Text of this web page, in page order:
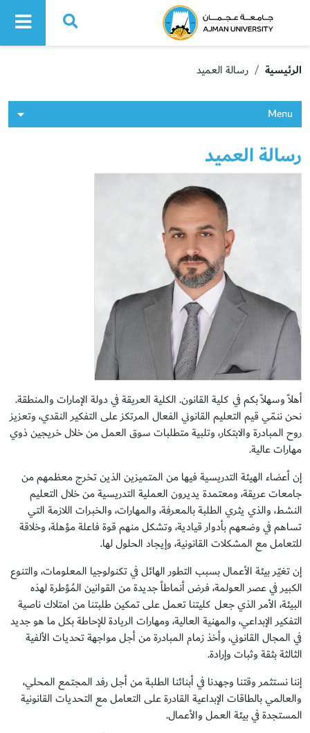
Ajman University
الرئيسية رسالة العميد
Menu
رسالة العميد
أهلاً وسهلاً بكم في كلية القانون. الكلية العريقة في دولة الإمارات والمنطقة.
نحن ننمّي قيم التعليم القانوني الفعال المرتكز على التفكير النقدي، وتعزيز
روح المبادرة والابتكار، وتلبية متطلبات سوق العمل من خلال خريجين ذوي
مهارات عالية.
إن أعضاء الهيئة التدريسية فيها من المتميزين الذين تخرج معظمهم من
جامعات عريقة، ومعتمدة يديرون العملية التدريسية من خلال التعليم
النشط، والذي يثري الطلبة بالمعرفة، والمهارات، والخبرات اللازمة التي
تساهم في وضعهم بأدوار قيادية، وتشكل منهم قوة فاعلة مؤهلة، وخلاقة
للتعامل مع المشكلات القانونية، وإيجاد الحلول لها.
إن تغيّر بيئة الأعمال بسبب التطور الهائل في تكنولوجيا المعلومات، والتنوع
الكبير في عصر العولمة، فرض أنماطاً جديدة من القوانين المُؤطرة لهذه
البيئة، الأمر الذي جعل كليتنا تعمل على تمكين طلبتنا من امتلاك ناصية
التفكير الإبداعي، والمهنية العالية، ومهارات الريادة للإحاطة بكل ما هو جديد
في المجال القانوني، وأخذ زمام المبادرة من أجل مواجهة تحديات الألفية
الثالثة بثقة وثبات وإرادة.
إننا نستثمر وقتنا وجهدنا في أبنائنا الطلبة من أجل رفد المجتمع المحلي،
والعالمي بالطاقات الإبداعية القادرة على التعامل مع التحديات القانونية
المستجدة في بيئة العمل والأعمال.